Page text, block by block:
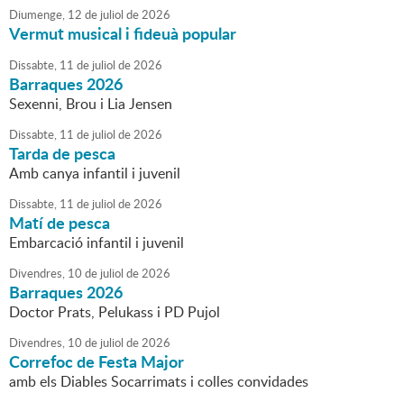
Diumenge, 12 de juliol de2026
Vermut musical i fideuà popular
Dissabte, 11 de juliol de2026
Barraques 2026
Sexenni, Brou i Lia Jensen
Dissabte, 11 de juliol de2026
Tarda de pesca
Amb canya infantil i juvenil
Dissabte, 11 de juliol de2026
Matí de pesca
Embarcació infantil i juvenil
Divendres, 10 de juliol de2026
Barraques 2026
Doctor Prats, Pelukass i PD Pujol
Divendres, 10 de juliol de2026
Correfoc de Festa Major
amb els Diables Socarrimats i colles convidades